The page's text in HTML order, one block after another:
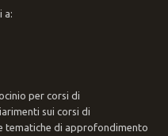
a:
per corsi di
sui corsi di
di approfondimento